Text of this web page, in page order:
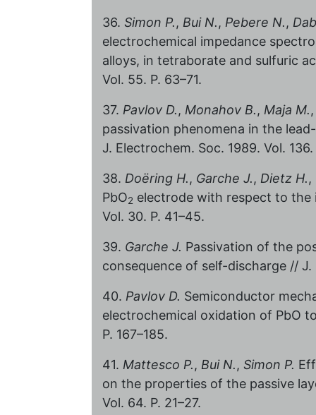
36. Simon P., Bui N., Pebere N.,
electrochemical impedance
alloys, in tetraborate and sulfuric
Vol. 55. P. 63–71.
37. Pavlov D., Monahov B., Maja M.
passivation phenomena in the
J. Electrochem. Soc. 1989. Vol. 136.
38. Doёring H., Garche J., Dietz H.,
PbO2 electrode with respect to the
Vol. 30. P. 41–45.
39. Garche J. Passivation of the
consequence of self-discharge // J.
40. Pavlov D. Semiconductor
electrochemical oxidation of PbO
P. 167–185.
41. Mattesco P., Bui N., Simon P.
on the properties of the passive
Vol. 64. P. 21–27.